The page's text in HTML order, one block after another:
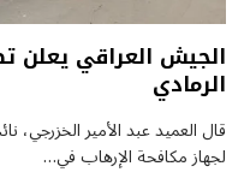
الجيش العراقي
الرمادي
قال العميد عبد الأمير الخزرجي،
لجهاز مكافحة الإرهاب في…